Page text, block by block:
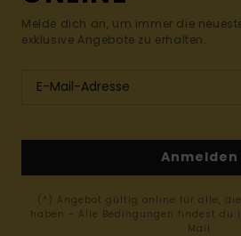
Melde dich an, um immer die
exklusive Angebote zu erhalten.
Anmelden
(*) Angebot gültig online für alle,
haben - Alle Bedingungen findest du
Mail